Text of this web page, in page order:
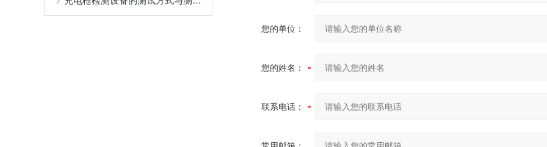
您的单位：
您的姓名：
联系电话：